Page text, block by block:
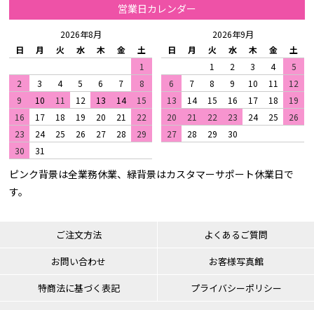
営業日カレンダー
2026年8月
日
月 火 水 木 金
土
1
2
3 4 5 6 7
8
9
10 11 12 13 14
15
16
17 18 19 20 21
22
23
24 25 26 27 28
29
30
31
2026年9月
日
月 火 水 木 金
土
1
2 3 4
5
6
7 8 9 10 11
12
13
14 15 16 17 18
19
20
21 22 23 24 25
26
27
28 29 30
ピンク背景は全業務休業、緑背景はカスタマーサポート休業日で
す。
ご注文方法
よくあるご質問
お問い合わせ
お客様写真館
特商法に基づく表記
プライバシーポリシー